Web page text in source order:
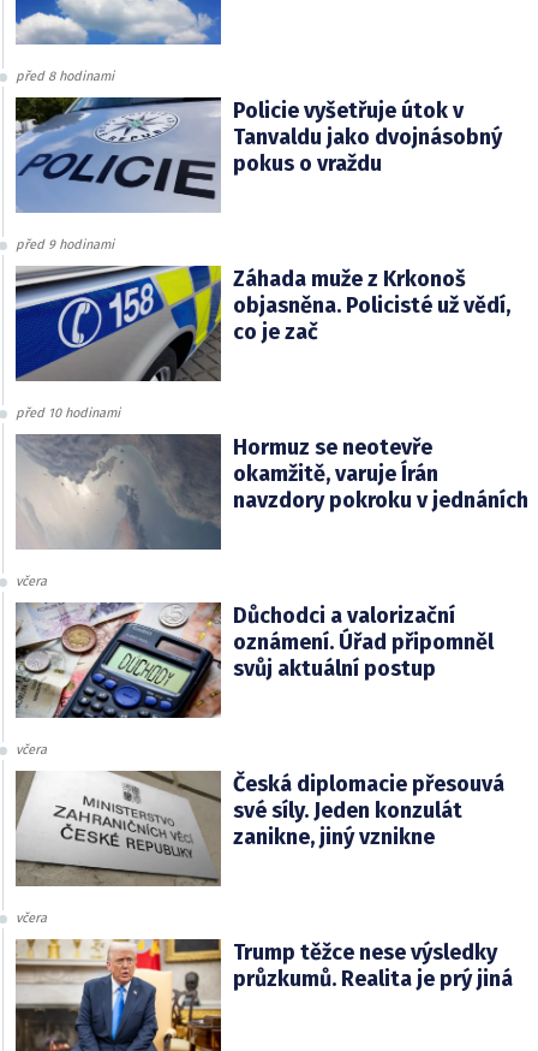
před 8 hodinami
Policie vyšetřuje útok v
Tanvaldu jako dvojnásobný
pokus o vraždu
před 9 hodinami
Záhada muže z Krkonoš
objasněna. Policisté už vědí,
co je zač
před 10 hodinami
Hormuz se neotevře
okamžitě, varuje Írán
navzdory pokroku v jednáních
včera
Důchodci a valorizační
oznámení. Úřad připomněl
svůj aktuální postup
včera
Česká diplomacie přesouvá
své síly. Jeden konzulát
zanikne, jiný vznikne
včera
Trump těžce nese výsledky
průzkumů. Realita je prý jiná